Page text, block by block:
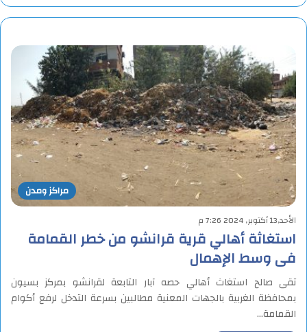
مراكز ومدن
الأحد,13 أكتوبر, 2024 7:26 م
استغاثة أهالي قرية قرانشو من خطر القمامة
فى وسط الإهمال
تقى صالح استغاث أهالي حصه آبار التابعة لقرانشو بمركز بسيون
بمحافظة الغربية بالجهات المعنية مطالبين بسرعة التدخل لرفع أكوام
القمامة…